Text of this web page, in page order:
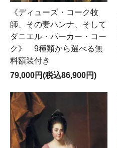
《ディューズ・コーク牧
師、その妻ハンナ、そして
ダニエル・パーカー・コー
ク》 9種類から選べる無
料額装付き
79,000円(税込86,900円)